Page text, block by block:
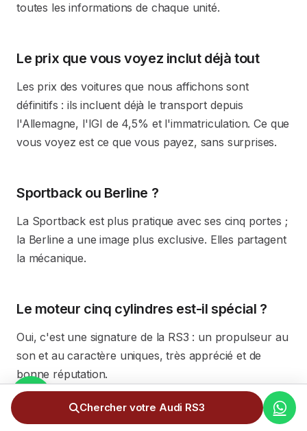
toutes les informations de chaque unité.
Le prix que vous voyez inclut déjà tout
Les prix des voitures que nous affichons sont
définitifs : ils incluent déjà le transport depuis
l'Allemagne, l'IGI de 4,5% et l'immatriculation. Ce que
vous voyez est ce que vous payez, sans surprises.
Sportback ou Berline ?
La Sportback est plus pratique avec ses cinq portes ;
la Berline a une image plus exclusive. Elles partagent
la mécanique.
Le moteur cinq cylindres est-il spécial ?
Oui, c'est une signature de la RS3 : un propulseur au
son et au caractère uniques, très apprécié et de
bonne réputation.
RS3 ou S3 ?
Chercher votre Audi RS3